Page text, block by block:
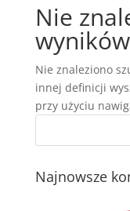
Nie
wyników
Nie znaleziono
innej definicji
przy użyciu
Najnowsze